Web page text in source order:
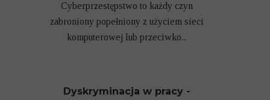
Cyberprzestępstwo to każdy czyn
zabroniony popełniony z użyciem sieci
komputerowej lub przeciwko...
Dyskryminacja w pracy -